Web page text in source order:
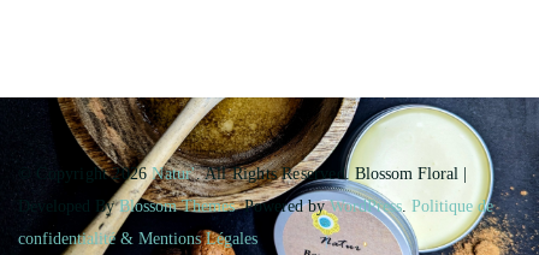
© Copyright 2026Natur'. All Rights Reserved.Blossom Floral |
Developed ByBlossom Themes. Powered byWordPress Politique de
confidentialité & Mentions Légales